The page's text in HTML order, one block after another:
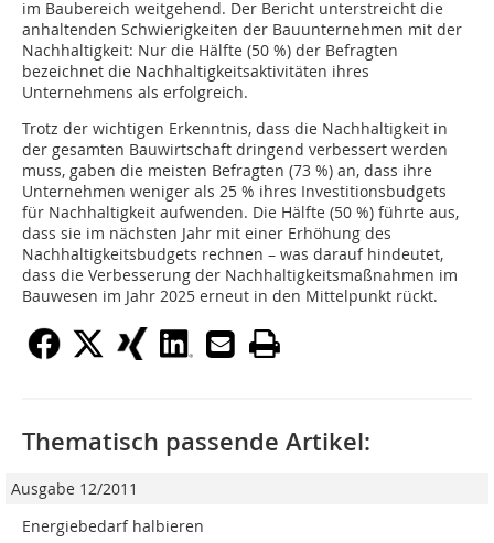
im Baubereich weitgehend. Der Bericht unterstreicht die
anhaltenden Schwierigkeiten der Bauunternehmen mit der
Nachhaltigkeit: Nur die Hälfte (50 %) der Befragten
bezeichnet die Nachhaltigkeitsaktivitäten ihres
Unternehmens als erfolgreich.
Trotz der wichtigen Erkenntnis, dass die Nachhaltigkeit in
der gesamten Bauwirtschaft dringend verbessert werden
muss, gaben die meisten Befragten (73 %) an, dass ihre
Unternehmen weniger als 25 % ihres Investitionsbudgets
für Nachhaltigkeit aufwenden. Die Hälfte (50 %) führte aus,
dass sie im nächsten Jahr mit einer Erhöhung des
Nachhaltigkeitsbudgets rechnen – was darauf hindeutet,
dass die Verbesserung der Nachhaltigkeitsmaßnahmen im
Bauwesen im Jahr 2025 erneut in den Mittelpunkt rückt.
Thematisch passende Artikel:
Ausgabe 12/2011
Energiebedarf halbieren